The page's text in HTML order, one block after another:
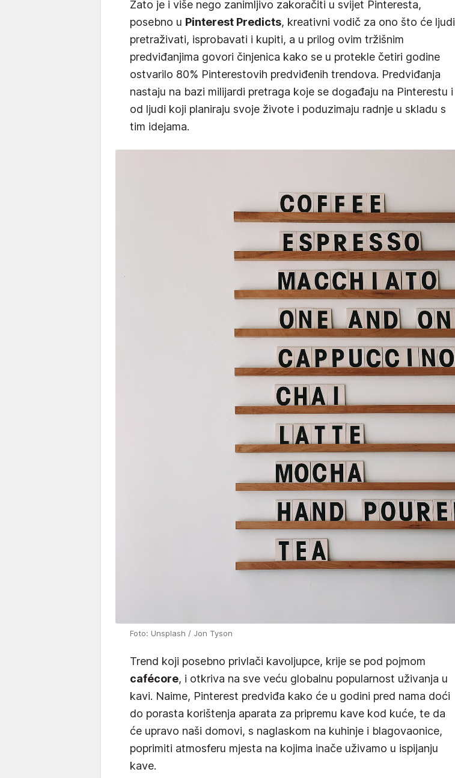
Zato je i više nego zanimljivo zakoračiti u svijet Pinteresta,
posebno u Pinterest Predicts, kreativni vodič za ono što će ljudi
pretraživati, isprobavati i kupiti, a u prilog ovim tržišnim
predviđanjima govori činjenica kako se u protekle četiri godine
ostvarilo 80% Pinterestovih predviđenih trendova. Predviđanja
nastaju na bazi milijardi pretraga koje se događaju na Pinterestu i
od ljudi koji planiraju svoje živote i poduzimaju radnje u skladu s
tim idejama.
Foto: Unsplash / Jon Tyson
Trend koji posebno privlači kavoljupce, krije se pod pojmom
cafécore, i otkriva na sve veću globalnu popularnost uživanja u
kavi. Naime, Pinterest predviđa kako će u godini pred nama doći
do porasta korištenja aparata za pripremu kave kod kuće, te da
će upravo naši domovi, s naglaskom na kuhinje i blagovaonice,
poprimiti atmosferu mjesta na kojima inače uživamo u ispijanju
kave.